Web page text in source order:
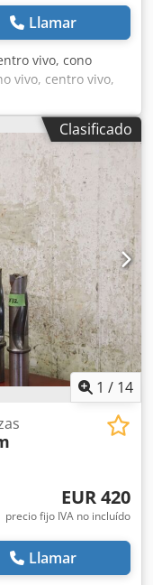
Llamar
vivo, cono
vivo, centro vivo,
-Fabricante: Röhm
5 piezas -Tipo:
designación de tipo
-Dimensiones
9,6 kg
Clasificado
1 / 14
EUR 420
precio fijo IVA no incluído
Llamar